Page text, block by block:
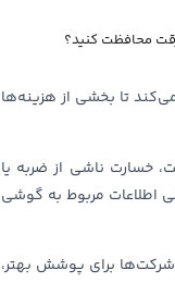
محافظت کنید؟
تا بخشی از هزینه‌ها
خسارت ناشی از ضربه یا
اطلاعات مربوط به گوشی
شرکت‌ها برای پوشش بهتر،